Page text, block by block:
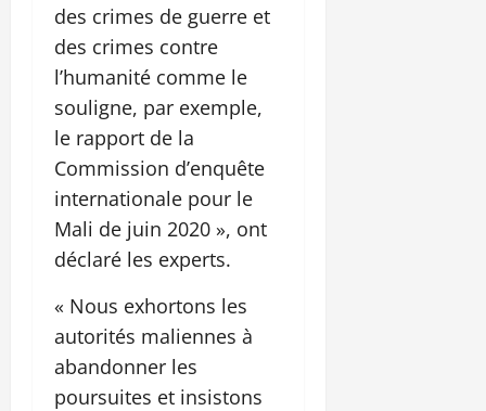
des crimes de guerre et
des crimes contre
l’humanité comme le
souligne, par exemple,
le rapport de la
Commission d’enquête
internationale pour le
Mali de juin 2020 », ont
déclaré les experts.
« Nous exhortons les
autorités maliennes à
abandonner les
poursuites et insistons